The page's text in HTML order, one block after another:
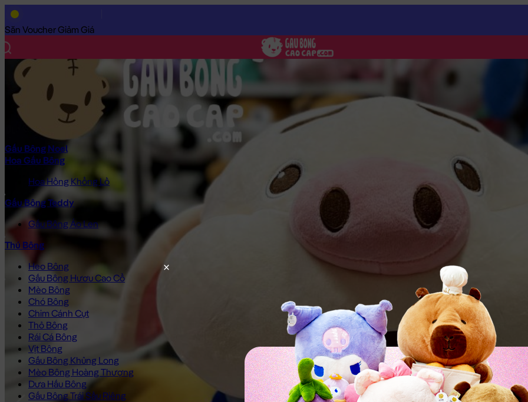
Săn Voucher Giảm Giá
Gấu Bông Noel
Hoa Gấu Bông
Hoa Hồng Khổng Lồ
Gấu Bông Teddy
Gấu Bông Áo Len
Thú Bông
Heo Bông
Gấu Bông Hươu Cao Cổ
Mèo Bông
Chó Bông
Chim Cánh Cụt
Thỏ Bông
Rái Cá Bông
Vịt Bông
Gấu Bông Khủng Long
Mèo Bông Hoàng Thượng
Dưa Hấu Bông
Gấu Bông Trái Sầu Riêng
Trang Chủ